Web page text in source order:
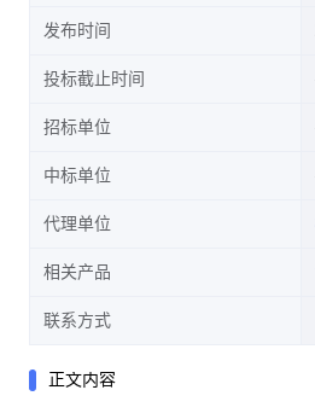
发布时间
投标截止时间
招标单位
中标单位
代理单位
相关产品
联系方式
正文内容